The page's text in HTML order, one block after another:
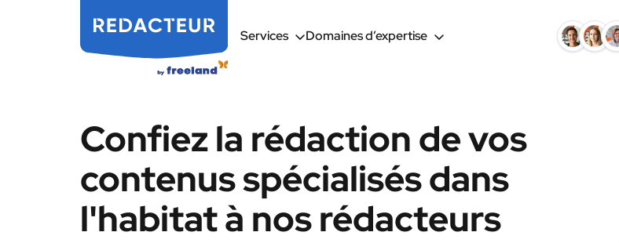
Services Domaines d’expertise
Confiez la rédaction de vos
contenus spécialisés dans
l'habitat à nos rédacteurs